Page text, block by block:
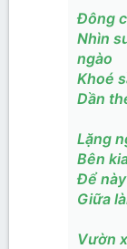
Đông
Nhìn
ngào
Khoé
Dần
Lặng
Bên
Để
Giữa
Vườn